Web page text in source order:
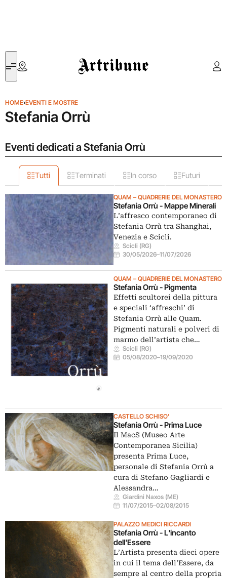
Artribune
HOME›EVENTI E MOSTRE
Stefania Orrù
Eventi dedicati a Stefania Orrù
Tutti Terminati In corso Futuri
QUAM – QUADRERIE DEL MONASTERO
Stefania Orrù - Mappe Minerali
L’affresco contemporaneo di
Stefania Orrù tra Shanghai,
Venezia e Scicli.
Scicli (RG)
30/05/2026–11/07/2026
QUAM – QUADRERIE DEL MONASTERO
Stefania Orrù - Pigmenta
Effetti scultorei della pittura
e speciali ‘affreschi’ di
Stefania Orrù alle Quam.
Pigmenti naturali e polveri di
marmo dell’artista che…
Scicli (RG)
05/08/2020–19/09/2020
CASTELLO SCHISO'
Stefania Orrù - Prima Luce
Il MacS (Museo Arte
Contemporanea Sicilia)
presenta Prima Luce,
personale di Stefania Orrù a
cura di Stefano Gagliardi e
Alessandra…
Giardini Naxos (ME)
11/07/2015–02/08/2015
PALAZZO MEDICI RICCARDI
Stefania Orrù - L'incanto
dell'Essere
L’Artista presenta dieci opere
in cui il tema dell’Essere, da
sempre al centro della propria